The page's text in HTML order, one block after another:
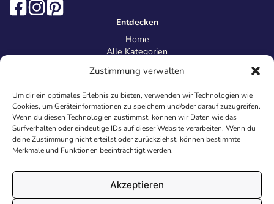
Zustimmung verwalten
Um dir ein optimales Erlebnis zu bieten, verwenden wir Technologien wie
Cookies, um Geräteinformationen zu speichern und/oder darauf zuzugreifen.
Wenn du diesen Technologien zustimmst, können wir Daten wie das
Surfverhalten oder eindeutige IDs auf dieser Website verarbeiten. Wenn du
deine Zustimmung nicht erteilst oder zurückziehst, können bestimmte
Merkmale und Funktionen beeinträchtigt werden.
Akzeptieren
Entdecken
Home
Alle Kategorien
Information
Über uns
Kontakt
Inhaltsrichtlinien
Recht & Datenschutz
Impressum
AGB
Cookies